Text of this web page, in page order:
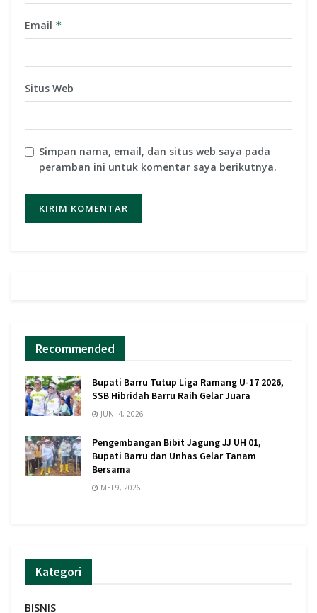
Email *
Situs Web
Simpan nama, email, dan situs web saya pada
peramban ini untuk komentar saya berikutnya.
Recommended
Bupati Barru Tutup Liga Ramang U-17 2026,
SSB Hibridah Barru Raih Gelar Juara
JUNI 4, 2026
Pengembangan Bibit Jagung JJ UH 01,
Bupati Barru dan Unhas Gelar Tanam
Bersama
MEI 9, 2026
Kategori
BISNIS